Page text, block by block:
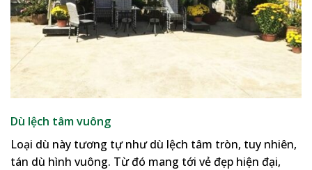
Dù lệch tâm vuông
Loại dù này tương tự như dù lệch tâm tròn, tuy nhiên,
tán dù hình vuông. Từ đó mang tới vẻ đẹp hiện đại,